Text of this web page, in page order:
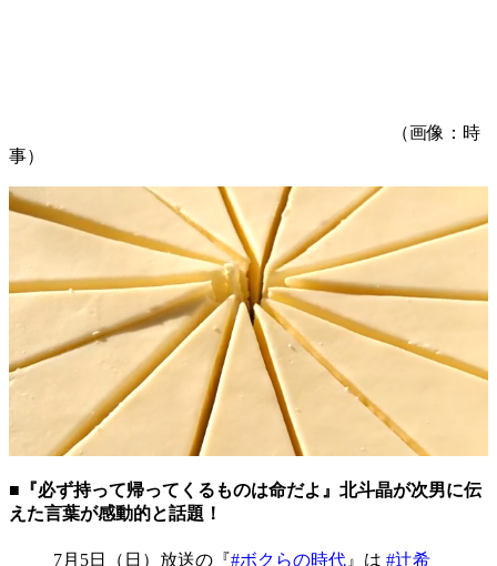
（画像：時
事）
■『必ず持って帰ってくるものは命だよ』北斗晶が次男に伝
えた言葉が感動的と話題！
7月5日（日）放送の『#ボクらの時代 』は #辻希